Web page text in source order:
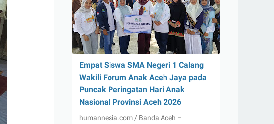
Empat Siswa SMA Negeri 1 Calang
Wakili Forum Anak Aceh Jaya pada
Puncak Peringatan Hari Anak
Nasional Provinsi Aceh 2026
humannesia.com / Banda Aceh –